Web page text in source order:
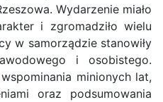
Wydarzenie miało
i zgromadziło wielu
w samorządzie stanowiły
i osobistego.
minionych lat,
oraz podsumowania